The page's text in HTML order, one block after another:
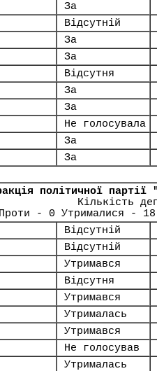
За
Відсутній
За
За
Відсутня
За
За
Не голосувала
За
За
політичної партії
Кількість
- 0 Утрималися -
Відсутній
Відсутній
Утримався
Відсутня
Утримався
Утрималась
Утримався
Не голосував
Утрималась